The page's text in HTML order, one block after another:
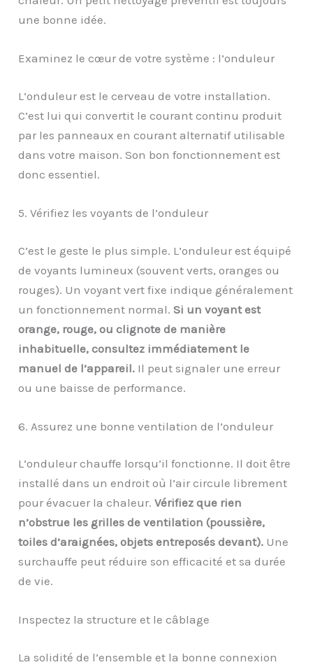
une bonne idée.
Examinez le cœur de votre système : l’onduleur
L’onduleur est le cerveau de votre installation.
C’est lui qui convertit le courant continu produit
par les panneaux en courant alternatif utilisable
dans votre maison. Son bon fonctionnement est
donc essentiel.
5. Vérifiez les voyants de l’onduleur
C’est le geste le plus simple. L’onduleur est équipé
de voyants lumineux (souvent verts, oranges ou
rouges). Un voyant vert fixe indique généralement
un fonctionnement normal.Si un voyant est
orange, rouge, ou clignote de manière
inhabituelle, consultez immédiatement le
manuel de l’appareil. Il peut signaler une erreur
ou une baisse de performance.
6. Assurez une bonne ventilation de l’onduleur
L’onduleur chauffe lorsqu’il fonctionne. Il doit être
installé dans un endroit où l’air circule librement
pour évacuer la chaleur.Vérifiez que rien
n’obstrue les grilles de ventilation (poussière,
toiles d’araignées, objets entreposés devant). Une
surchauffe peut réduire son efficacité et sa durée
de vie.
Inspectez la structure et le câblage
La solidité de l’ensemble et la bonne connexion